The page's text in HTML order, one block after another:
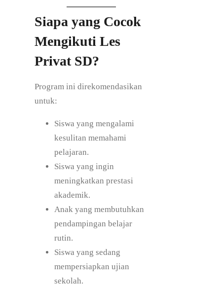
Siapa yang Cocok
Mengikuti Les
Privat SD?
Program ini direkomendasikan
untuk:
Siswa yang mengalami
kesulitan memahami
pelajaran.
Siswa yang ingin
meningkatkan prestasi
akademik.
Anak yang membutuhkan
pendampingan belajar
rutin.
Siswa yang sedang
mempersiapkan ujian
sekolah.